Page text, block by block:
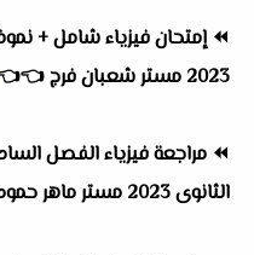
⏪إمتحان فيزياء شامل +
2023 مستر شعبان فرج
👈
⏪ مراجعة فيزياء الفصل
الثانوى 2023 مستر ماهر حمود